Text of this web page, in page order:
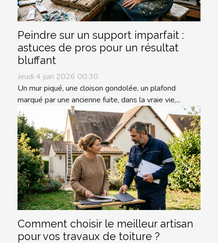
Peindre sur un support imparfait :
astuces de pros pour un résultat
bluffant
Jeudi 4 juin 2026 00:30
Un mur piqué, une cloison gondolée, un plafond
marqué par une ancienne fuite, dans la vraie vie,...
Comment choisir le meilleur artisan
pour vos travaux de toiture ?